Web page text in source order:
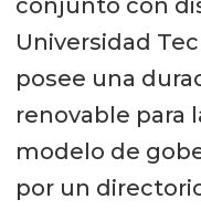
conjunto con
Universidad
posee una
renovable para
modelo de
por un